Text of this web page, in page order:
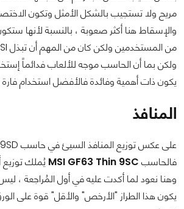
مريح ولا تستجيب بالشكل الأمثل وتكون
والإسقاط هنا أكثر صعوبة ، بالنسبة لأنها ستكون
ولكن بما أن الحاسب موجه للألعاب فدائماً
يكون ذات أهمية وفائدة فالأفضل استخدام فارة
المنافذ
فالحاسب MSI GF63 Thin 9SC يُملك توزيع
وهنا نعود لما أكدت عليه في أول المُراجعة ،
يكون هذا الطراز "الأرخص" والأقل" قوة على